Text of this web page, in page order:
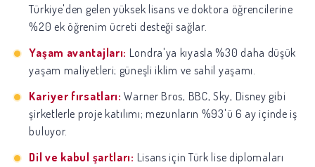
Türkiye'den gelen yüksek lisans ve doktora öğrencilerine
%20 ek öğrenim ücreti desteği sağlar.
Yaşam avantajları: Londra'ya kıyasla %30 daha düşük
yaşam maliyetleri; güneşli iklim ve sahil yaşamı.
Kariyer fırsatları: Warner Bros, BBC, Sky, Disney gibi
şirketlerle proje katılımı; mezunların %93'ü 6 ay içinde iş
buluyor.
Dil ve kabul şartları: Lisans için Türk lise diplomaları